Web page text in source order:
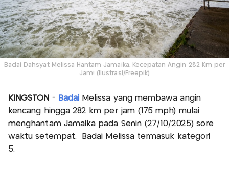
Badai Dahsyat Melissa Hantam Jamaika, Kecepatan Angin 282 Km per
Jam! (Ilustrasi/Freepik)
KINGSTON - Badai Melissa yang membawa angin
kencang hingga 282 km per jam (175 mph) mulai
menghantam Jamaika pada Senin (27/10/2025) sore
waktu setempat. Badai Melissa termasuk kategori
5.